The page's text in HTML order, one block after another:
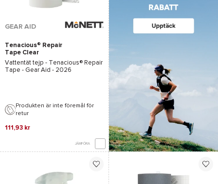
GEAR AID
Tenacious® Repair
Tape Clear
Vattentät tejp -
Tenacious® Repair
Tape - Gear Aid - 2026
Produkten är inte föremål för
retur
111,93 kr
JÄMFÖRA